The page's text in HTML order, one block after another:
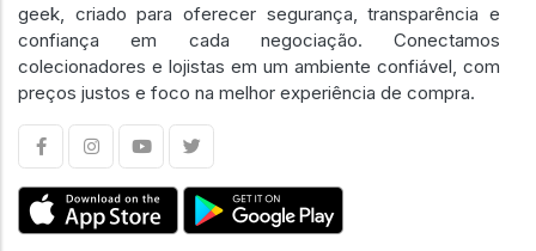
geek, criado para oferecer segurança, transparência e
confiança em cada negociação. Conectamos
colecionadores e lojistas em um ambiente confiável, com
preços justos e foco na melhor experiência de compra.